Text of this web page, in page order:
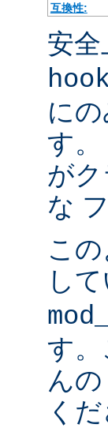
互換性:
安全
に
す
が
な
こ
し
す。
んの
くだ